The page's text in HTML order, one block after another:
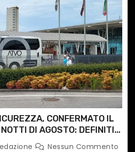
CONFERMATO IL
DI AGOSTO: DEFINITI
E ORARIONessun Commento